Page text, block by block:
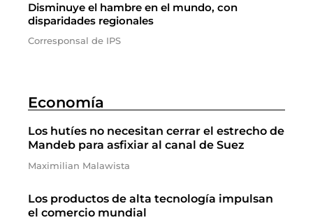
Disminuye el hambre en el mundo, con
disparidades regionales
Corresponsal de IPS
Economía
Los hutíes no necesitan cerrar el estrecho de
Mandeb para asfixiar al canal de Suez
Maximilian Malawista
Los productos de alta tecnología impulsan
el comercio mundial